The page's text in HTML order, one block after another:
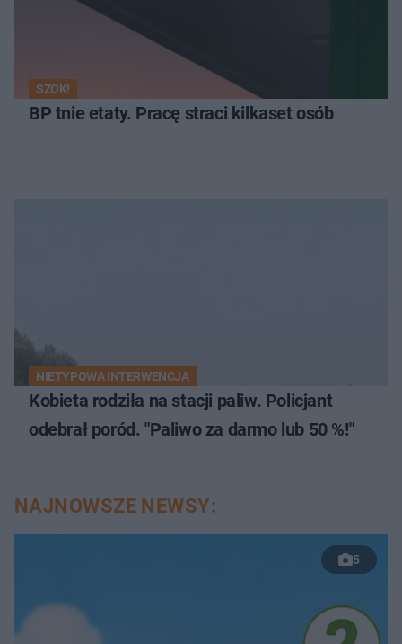
SZOK!
BP tnie etaty. Pracę straci kilkaset osób
NIETYPOWA INTERWENCJA
Kobieta rodziła na stacji paliw. Policjant
odebrał poród. "Paliwo za darmo lub 50 %!"
NAJNOWSZE NEWSY:
5